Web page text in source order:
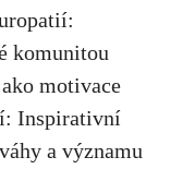
komunitou
⁣motivace
Inspirativní
‌a⁤ významu